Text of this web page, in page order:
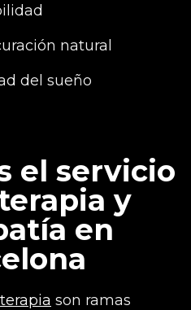
natural
del sueño
el servicio
y
en
son ramas